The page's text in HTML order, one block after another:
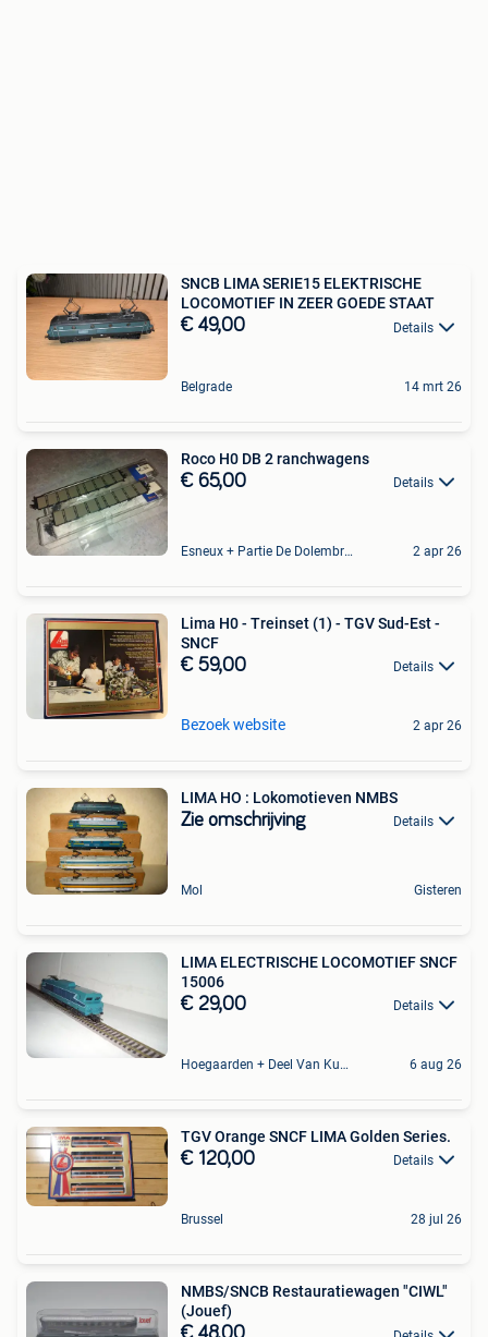
SNCB LIMA SERIE15 ELEKTRISCHE
LOCOMOTIEF IN ZEER GOEDE STAAT
€ 49,00 Details
Belgrade 14 mrt 26
Roco H0 DB 2 ranchwagens
€ 65,00 Details
Esneux + Partie De Dolembreux 2 apr 26
Lima H0 - Treinset (1) - TGV Sud-Est -
SNCF
€ 59,00 Details
Bezoek website 2 apr 26
LIMA HO : Lokomotieven NMBS
Zie omschrijving Details
Mol Gisteren
LIMA ELECTRISCHE LOCOMOTIEF SNCF
15006
€ 29,00 Details
Hoegaarden + Deel Van Kumtich + Deel Van Tienen 6 aug 26
TGV Orange SNCF LIMA Golden Series.
€ 120,00 Details
Brussel 28 jul 26
NMBS/SNCB Restauratiewagen "CIWL"
(Jouef)